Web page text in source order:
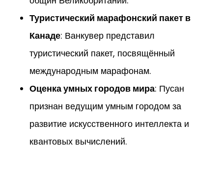
Туристический марафонский пакет в
Канаде: Ванкувер представил
туристический пакет, посвящённый
международным марафонам.
Оценка умных городов мира: Пусан
признан ведущим умным городом за
развитие искусственного интеллекта и
квантовых вычислений.